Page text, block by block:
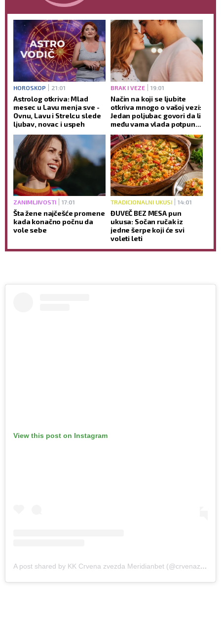
HOROSKOP 21:01
Astrolog otkriva: Mlad
mesec u Lavu menja sve -
Ovnu, Lavu i Strelcu slede
ljubav, novac i uspeh
BRAK I VEZE 19:01
Način na koji se ljubite
otkriva mnogo o vašoj vezi:
Jedan poljubac govori da li
među vama vlada potpuno
ZANIMLJIVOSTI 17:01
Šta žene najčešće promene
kada konačno počnu da
vole sebe
TRADICIONALNI UKUSI 14:01
ĐUVEČ BEZ MESA pun
ukusa: Sočan ručak iz
jedne šerpe koji će svi
voleti leti
View this post on Instagram
A post shared by KK Crvena zvezda Meridianbet (@crvenazvezdakk)